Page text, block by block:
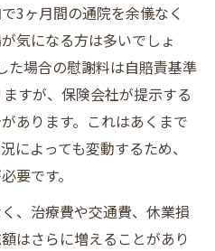
3ヶ月間の通院を余儀なく
気になる方は多いでしょ
た場合の慰謝料は自賠責基準
すが、保険会社が提示する
あります。これはあくまで
によっても変動するため、
要です。
、治療費や交通費、休業損
はさらに増えることがあり